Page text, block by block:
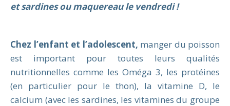
et sardines ou maquereau le vendredi !
Chez l’enfant et l’adolescent, manger du poisson
est important pour toutes leurs qualités
nutritionnelles comme les Oméga 3, les protéines
(en particulier pour le thon), la vitamine D, le
calcium (avec les sardines, les vitamines du groupe